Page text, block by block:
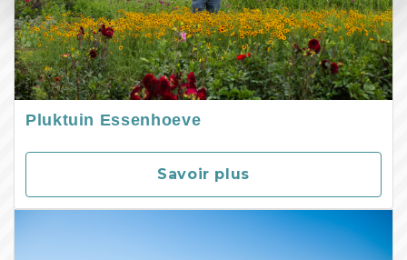
Pluktuin Essenhoeve
Savoir plus